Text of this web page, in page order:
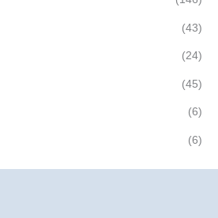
(43)
(24)
(45)
(6)
(6)